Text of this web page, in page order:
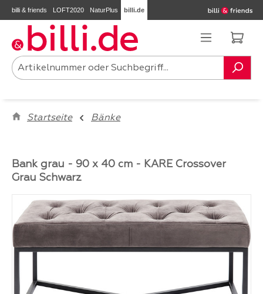
Zum Hauptinhalt springen
billi & friends LOFT2020 NaturPlus billi.de
Startseite Bänke
Bildergalerie überspringen
Bank grau - 90 x 40 cm - KARE Crossover
Grau Schwarz